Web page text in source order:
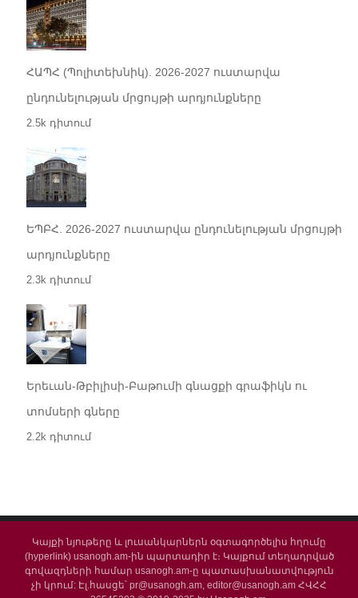
ՀԱՊՀ (Պոլիտեխնիկ). 2026-2027 ուստարվա
ընդունելության մրցույթի արդյունքները
2.5k դիտում
ԵՊԲՀ. 2026-2027 ուստարվա ընդունելության մրցույթի
արդյունքները
2.3k դիտում
Երեւան-Թբիլիսի-Բաթումի գնացքի գրաֆիկն ու
տոմսերի գները
2.2k դիտում
Կայքի նյութերը և լուսանկարներն օգտագործելիս հղումը
(hyperlink) usanogh.am-ին պարտադիր է։ Կայքում տեղադրված
գովազդների համար usanogh.am-ը պատասխանատվություն
չի կրում: Էլ.հասցե՝ pr@usanogh.am, editor@usanogh.am ՀՎՀՀ